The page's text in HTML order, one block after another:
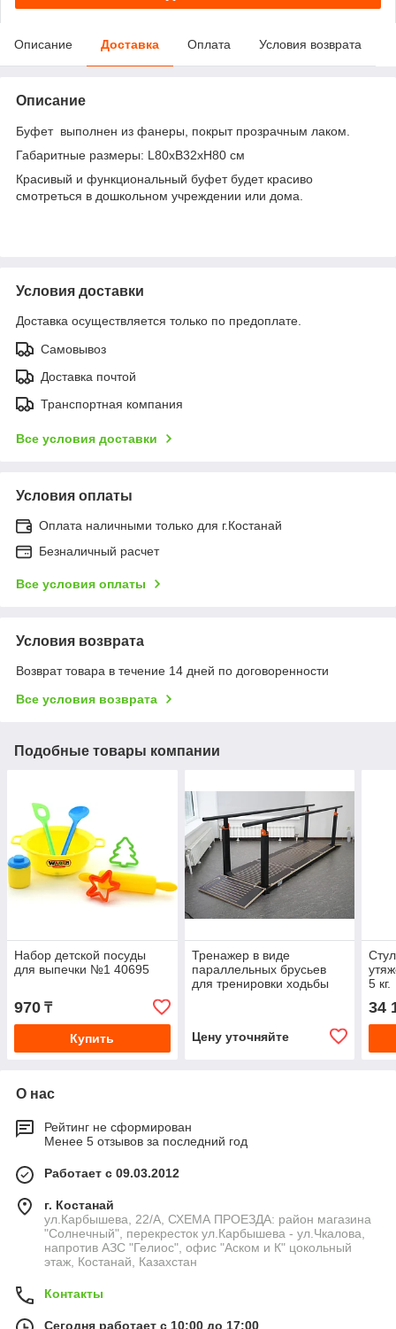
Описание Доставка Оплата Условия возврата
Описание
Буфет выполнен из фанеры, покрыт прозрачным лаком.
Габаритные размеры: L80xB32xH80 см
Красивый и функциональный буфет будет красиво
смотреться в дошкольном учреждении или дома.
Условия доставки
Доставка осуществляется только по предоплате.
Самовывоз
Доставка почтой
Транспортная компания
Все условия доставки
Условия оплаты
Оплата наличными только для г.Костанай
Безналичный расчет
Все условия оплаты
Условия возврата
Возврат товара в течение 14 дней по договоренности
Все условия возврата
Подобные товары компании
Набор детской посуды
для выпечки №1 40695
970 ₸
Купить
Тренажер в виде
параллельных брусьев
для тренировки ходьбы
Цену уточняйте
5 кг.
34
О нас
Рейтинг не сформирован
Менее 5 отзывов за последний год
Работает с 09.03.2012
г. Костанай
ул.Карбышева, 22/А, СХЕМА ПРОЕЗДА: район магазина
"Солнечный", перекресток ул.Карбышева - ул.Чкалова,
напротив АЗС "Гелиос", офис "Аском и К" цокольный
этаж, Костанай, Казахстан
Контакты
Сегодня работает с 10:00 до 17:00